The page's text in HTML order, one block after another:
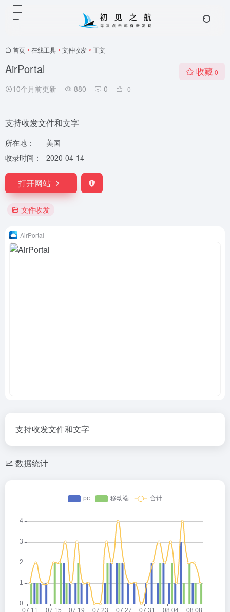
首页 • 在线工具 • 文件收发 • 正文
AirPortal
10个月前更新 880 0 0
收藏 0
支持收发文件和文字
所在地：
美国
收录时间：
2020-04-14
打开网站
文件收发
AirPortal
支持收发文件和文字
数据统计